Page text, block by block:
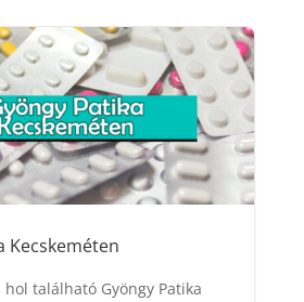
Kecskeméten
található Gyöngy Patika